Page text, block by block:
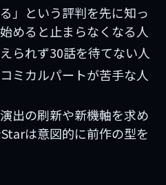
」という評判を先に知っ
めると止まらなくなる人
られず30話を待てない人
ミカルパートが苦手な人
出の刷新や新機軸を求め
は意図的に前作の型を